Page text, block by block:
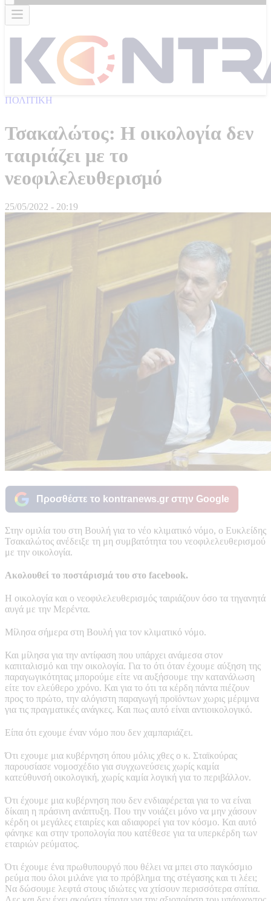
ΠΟΛΙΤΙΚΗ
Τσακαλώτος: Η οικολογία δεν
ταιριάζει με το
νεοφιλελευθερισμό
25/05/2022 - 20:19
Προσθέστε το kontranews.gr στην Google
Στην ομιλία του στη Βουλή για το νέο κλιματικό νόμο, ο Ευκλείδης
Τσακαλώτος ανέδειξε τη μη συμβατότητα του νεοφιλελευθερισμού
με την οικολογία.
Ακολουθεί το ποστάρισμά του στο facebook.
Η οικολογία και ο νεοφιλελευθερισμός ταιριάζουν όσο τα τηγανητά
αυγά με την Μερέντα.
Μίλησα σήμερα στη Βουλή για τον κλιματικό νόμο.
Και μίλησα για την αντίφαση που υπάρχει ανάμεσα στον
καπιταλισμό και την οικολογία. Για το ότι όταν έχουμε αύξηση της
παραγωγικότητας μπορούμε είτε να αυξήσουμε την κατανάλωση
είτε τον ελεύθερο χρόνο. Και για το ότι τα κέρδη πάντα πιέζουν
προς το πρώτο, την αλόγιστη παραγωγή προϊόντων χωρις μέριμνα
για τις πραγματικές ανάγκες. Και πως αυτό είναι αντιοικολογικό.
Είπα ότι εχουμε έναν νόμο που δεν χαμπαριάζει.
Ότι εχουμε μια κυβέρνηση όπου μόλις χθες ο κ. Σταϊκούρας
παρουσίασε νομοσχέδιο για συγχωνεύσεις χωρίς καμία
κατεύθυνσή οικολογική, χωρίς καμία λογική για το περιβάλλον.
Ότι έχουμε μια κυβέρνηση που δεν ενδιαφέρεται για το να είναι
δίκαιη η πράσινη ανάπτυξη. Που την νοιάζει μόνο να μην χάσουν
κέρδη οι μεγάλες εταιρίες και αδιαφορεί για τον κόσμο. Και αυτό
φάνηκε και στην τροπολογία που κατέθεσε για τα υπερκέρδη των
εταιριών ρεύματος.
Ότι έχουμε ένα πρωθυπουργό που θέλει να μπει στο παγκόσμιο
ρεύμα που όλοι μιλάνε για το πρόβλημα της στέγασης και τι λέει;
Να δώσουμε λεφτά στους ιδιώτες να χτίσουν περισσότερα σπίτια.